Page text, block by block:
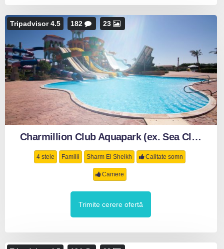
Tripadvisor 4.5 182 23
Charmillion Club Aquapark (ex. Sea Club Aqua Park)
4 stele Familii Sharm El Sheikh Calitate somn
Camere
Trimite cerere ofertă